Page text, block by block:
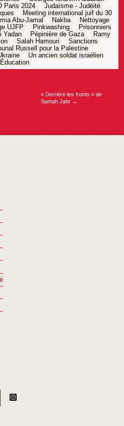
Paris 2024
Judaïsme - Judéité
Meeting international juif du 30
Abu-Jamal Nakba
Nettoyage
UJFP Pinkwashing
Prisonniers
Yadan Pépinière de Gaza
Ramy
Salah Hamouri
Sanctions
Russell pour la Palestine
Un ancien soldat israélien
Éducation
« Derrière les fronts » de
Samah Jabr →